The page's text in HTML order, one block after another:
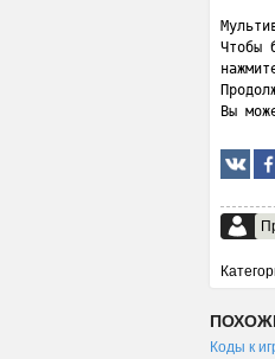
Чтобы
Вы
Коды к